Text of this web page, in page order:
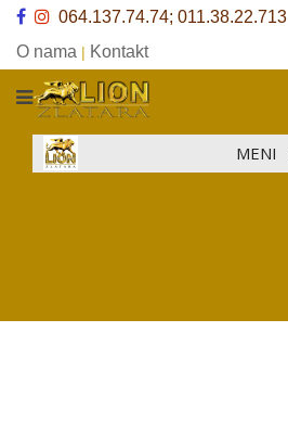
064.137.74.74; 011.38.22.713
O nama | Kontakt
MENI